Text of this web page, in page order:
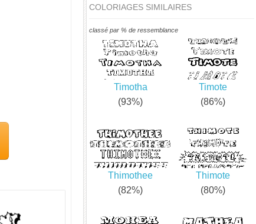
COLORIAGES SIMILAIRES
classé par % de ressemblance
Timotha
(93%)
Timote
(86%)
Thimothee
(82%)
Thimote
(80%)